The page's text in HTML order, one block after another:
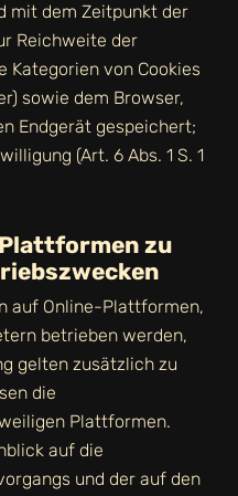
mit dem Zeitpunkt der
Reichweite der
Kategorien von Cookies
sowie dem Browser,
Endgerät gespeichert;
(Art. 6 Abs. 1 S. 1
zu
auf Online-Plattformen,
betrieben werden,
gelten zusätzlich zu
die
Plattformen.
auf die
und der auf den